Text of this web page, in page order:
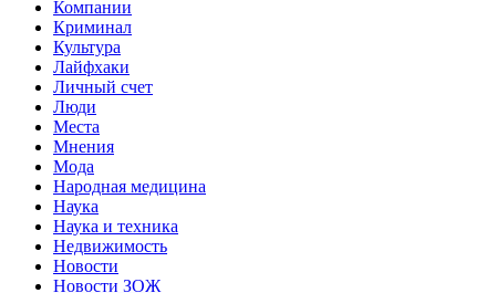
Компании
Криминал
Культура
Лайфхаки
Личный счет
Люди
Места
Мнения
Мода
Народная медицина
Наука
Наука и техника
Недвижимость
Новости
Новости ЗОЖ